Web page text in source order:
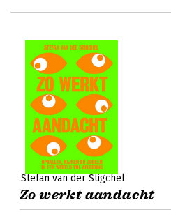
Stefan van der Stigchel
Zo werkt aandacht